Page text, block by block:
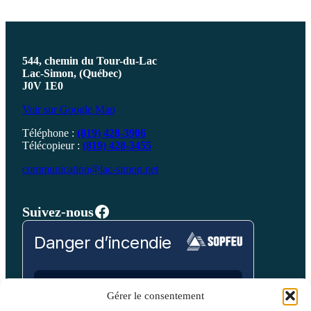
Gérer le consentement
544, chemin du Tour-du-Lac
Lac-Simon, (Québec)
J0V 1E0
Voir sur Google Map
Téléphone : (819) 428-3906
Télécopieur : (819) 428-3455
communication@lac-simon.net
Suivez-nousFacebook
Danger d’incendie
Laurentides